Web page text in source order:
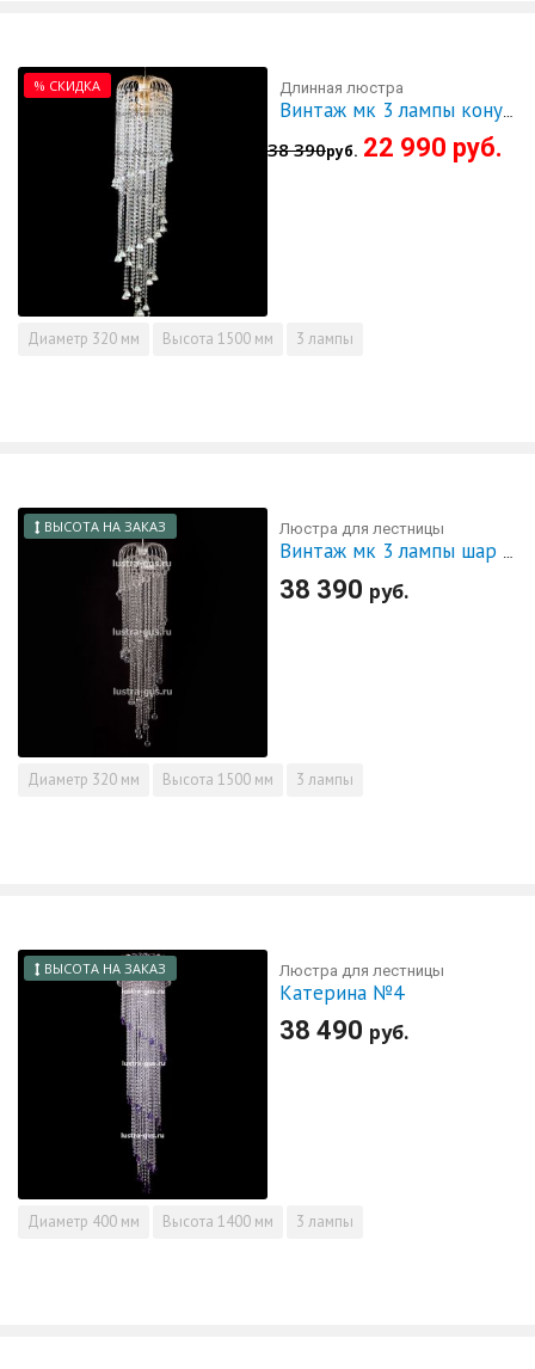
% СКИДКА Длинная люстра
Винтаж мк 3 лампы конус 40 мм 1428 - СКИДКА!!!
38 390руб. 22 990 руб.
Диаметр 320 мм Высота 1500 мм 3 лампы
ВЫСОТА НА ЗАКАЗ Люстра для лестницы
Винтаж мк 3 лампы шар 40 мм
38 390 руб.
Диаметр 320 мм Высота 1500 мм 3 лампы
ВЫСОТА НА ЗАКАЗ Люстра для лестницы
Катерина №4
38 490 руб.
Диаметр 400 мм Высота 1400 мм 3 лампы